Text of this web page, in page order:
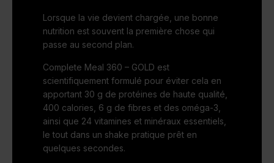
Lorsque la vie devient chargée, une bonne
nutrition est souvent la première chose qui
passe au second plan.
Complete Meal 360 – GOLD est
scientifiquement formulé pour éviter cela en
apportant 30 g de protéines de haute qualité,
400 calories, 6 g de fibres et des oméga-3,
ainsi que 24 vitamines et minéraux essentiels,
le tout dans un shake pratique prêt en
quelques secondes.